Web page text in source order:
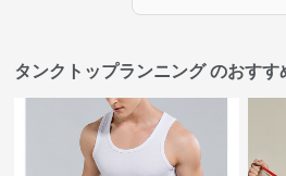
タンクトップランニング のおすす